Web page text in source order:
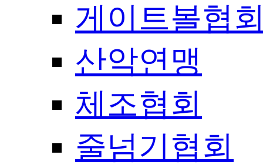
게이트볼협
산악연맹
체조협회
줄넘기협회